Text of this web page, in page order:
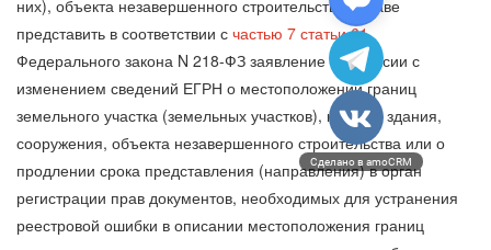
них), объекта незавершенного строительства вправе
представить в соответствии с частью 7 статьи 61
Федерального закона N 218-ФЗ заявление о согласии с
изменением сведений ЕГРН о местоположении границ
земельного участка (земельных участков), контура здания,
сооружения, объекта незавершенного строительства или о
продлении срока представления (направления) в орган
регистрации прав документов, необходимых для устранения
реестровой ошибки в описании местоположения границ
Сделано в amoCRM